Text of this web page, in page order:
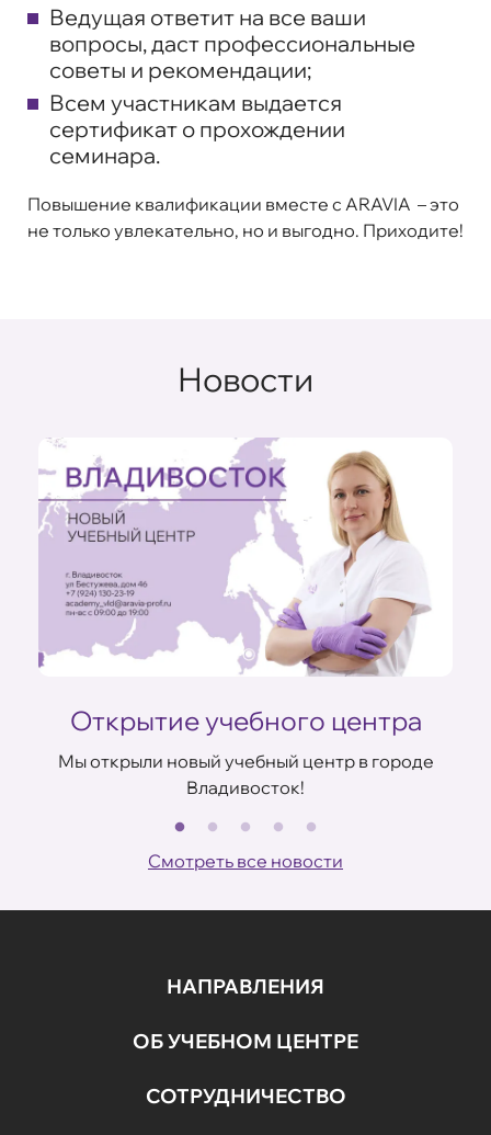
Ведущая ответит на все ваши
вопросы, даст профессиональные
советы и рекомендации;
Всем участникам выдается
сертификат о прохождении
семинара.
Повышение квалификации вместе с ARAVIA – это
не только увлекательно, но и выгодно. Приходите!
Новости
Открытие учебного центра
Мы открыли новый учебный центр в городе
Владивосток!
Смотреть все новости
НАПРАВЛЕНИЯ
ОБ УЧЕБНОМ ЦЕНТРЕ
СОТРУДНИЧЕСТВО